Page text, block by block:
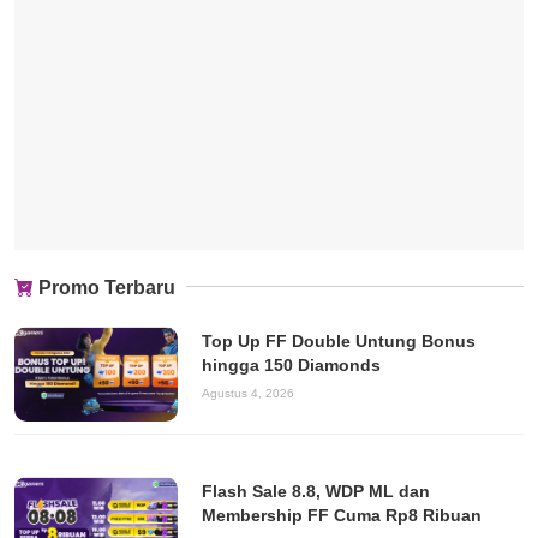
Promo Terbaru
Top Up FF Double Untung Bonus
hingga 150 Diamonds
Agustus 4, 2026
Flash Sale 8.8, WDP ML dan
Membership FF Cuma Rp8 Ribuan